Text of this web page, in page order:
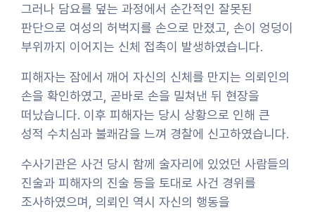
그러나 담요를 덮는 과정에서 순간적인 잘못된
판단으로 여성의 허벅지를 손으로 만졌고, 손이 엉덩이
부위까지 이어지는 신체 접촉이 발생하였습니다.
피해자는 잠에서 깨어 자신의 신체를 만지는 의뢰인의
손을 확인하였고, 곧바로 손을 밀쳐낸 뒤 현장을
떠났습니다. 이후 피해자는 당시 상황으로 인해 큰
성적 수치심과 불쾌감을 느껴 경찰에 신고하였습니다.
수사기관은 사건 당시 함께 술자리에 있었던 사람들의
진술과 피해자의 진술 등을 토대로 사건 경위를
조사하였으며, 의뢰인 역시 자신의 행동을